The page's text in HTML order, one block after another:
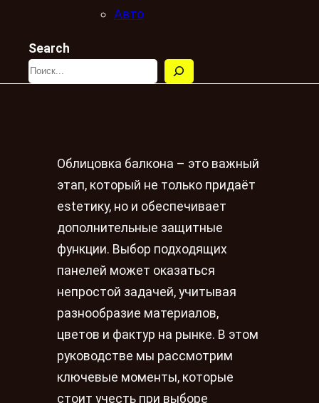
Авто
Search
Облицовка балкона – это важный
этап, который не только придаёт
estетику, но и обеспечивает
дополнительные защитные
функции. Выбор подходящих
панелей может оказаться
непростой задачей, учитывая
разнообразие материалов,
цветов и фактур на рынке. В этом
руководстве мы рассмотрим
ключевые моменты, которые
стоит учесть при выборе